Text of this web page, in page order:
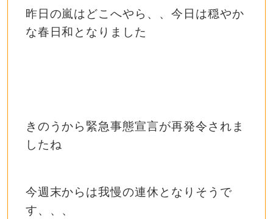
昨日の嵐はどこへやら、、今日は穏やか
な春日和となりました
きのうから緊急事態宣言が再発令されま
したね
今週末からは我慢の連休となりそうで
す、、、